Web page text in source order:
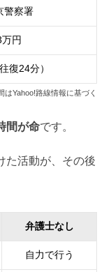
警察署
万円
復24分）
Yahoo!路線情報に基づく
間が命です。
た活動が、その後
弁護士なし
自力で行う